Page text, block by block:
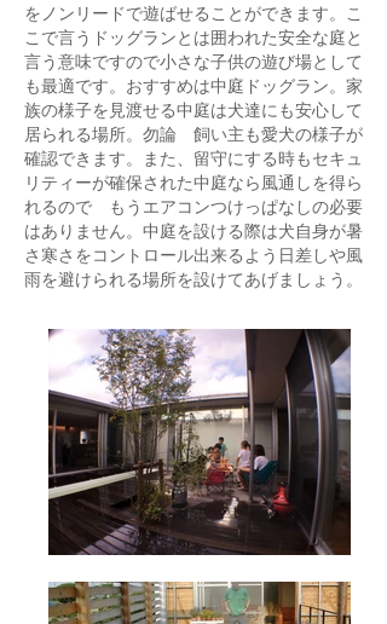
をノンリードで遊ばせることができます。こ
こで言うドッグランとは囲われた安全な庭と
言う意味ですので小さな子供の遊び場として
も最適です。おすすめは中庭ドッグラン。家
族の様子を見渡せる中庭は犬達にも安心して
居られる場所。勿論 飼い主も愛犬の様子が
確認できます。また、留守にする時もセキュ
リティーが確保された中庭なら風通しを得ら
れるので もうエアコンつけっぱなしの必要
はありません。中庭を設ける際は犬自身が暑
さ寒さをコントロール出来るよう日差しや風
雨を避けられる場所を設けてあげましょう。